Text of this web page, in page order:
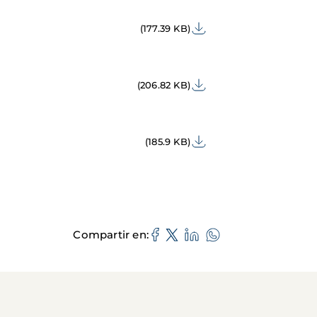
(177.39 KB)
(206.82 KB)
(185.9 KB)
Compartir en